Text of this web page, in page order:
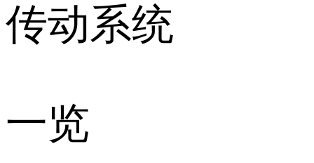
传动系统
一览